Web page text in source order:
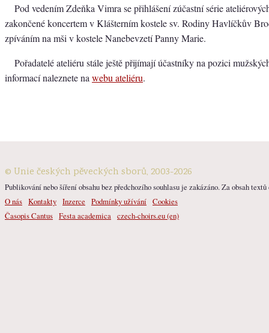
Pod vedením Zdeňka Vimra se přihlášení zúčastní série
zakončené koncertem v Klášterním kostele sv. Rodiny Havlíčkův
zpíváním na mši v kostele Nanebevzetí Panny Marie.
Pořadatelé ateliéru stále ještě přijímají účastníky na pozici
informací naleznete na webu ateliéru.
© Unie českých pěveckých sborů, 2003-2026
Publikování nebo šíření obsahu bez předchozího souhlasu je zakázáno. Za obsah
O nás Kontakty Inzerce Podmínky užívání Cookies
Časopis Cantus Festa academica czech-choirs.eu (en)